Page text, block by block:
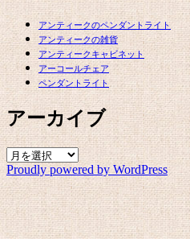
アンティークのペンダントライト
アンティークの雑貨
アンティークキャビネット
アーコールチェア
ペンダントライト
アーカイブ
ア
ー
カ
イ
ブ
Proudly powered by WordPress